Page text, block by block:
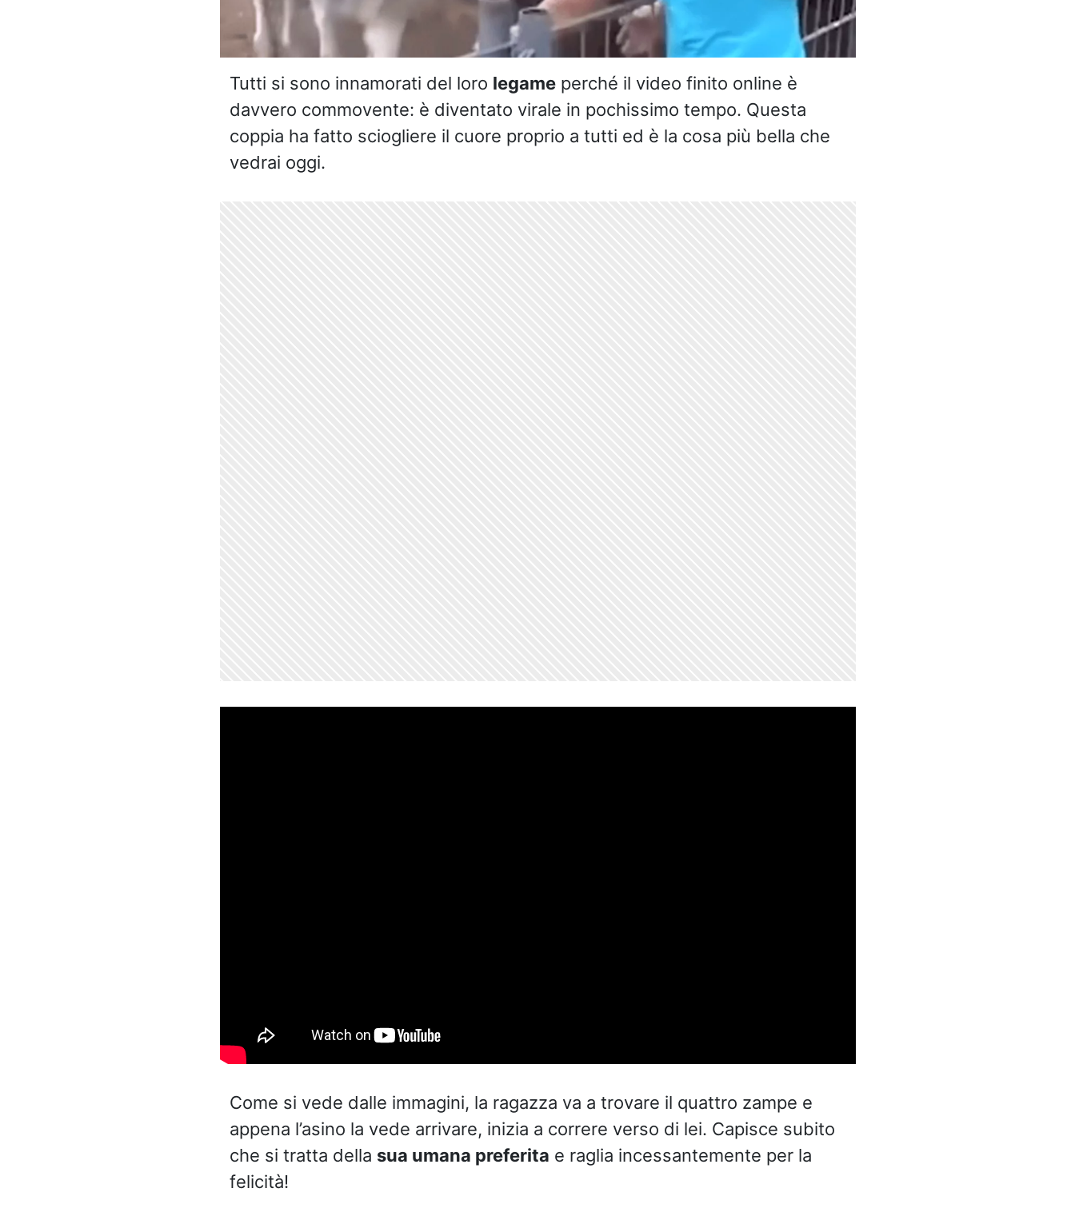
Tutti si sono innamorati del loro legameperché il video finito online è
davvero commovente: è diventato virale in pochissimo tempo. Questa
coppia ha fatto sciogliere il cuore proprio a tutti ed è la cosa più bella che
vedrai oggi.
Come si vede dalle immagini, la ragazza va a trovare il quattro zampe e
appena l’asino la vede arrivare, inizia a correre verso di lei. Capisce subito
che si tratta della sua umana preferita e raglia incessantemente per la
felicità!